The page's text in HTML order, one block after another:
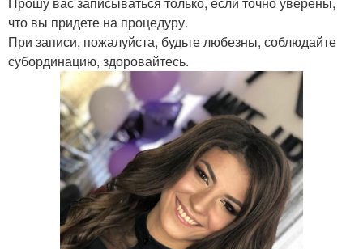
что вы придете на процедуру.
При записи, пожалуйста, будьте любезны, соблюдайте
субординацию, здоровайтесь.